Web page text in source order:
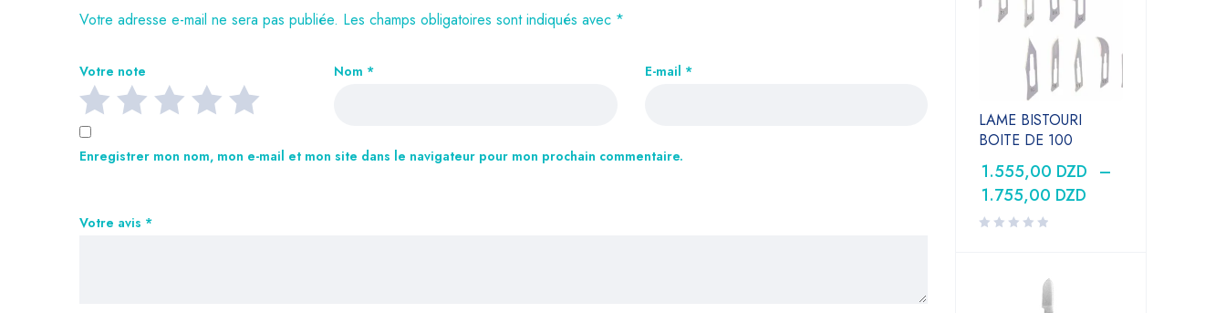
Votre adresse e-mail ne sera pas publiée. Les champs obligatoires sont indiqués avec *
Votre note
Votre avis *
Nom * E-mail *
Enregistrer mon nom, mon e-mail et mon site dans le navigateur pour mon prochain commentaire.
LAME BISTOURI
BOITE DE 100
1.555,00 DZD –
1.755,00 DZD